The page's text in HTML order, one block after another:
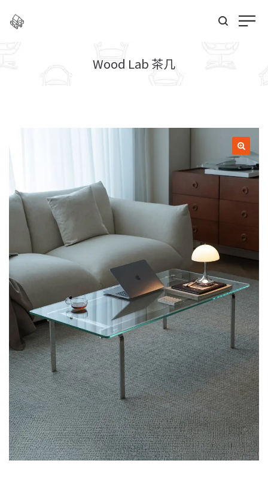
Wood Lab 茶几